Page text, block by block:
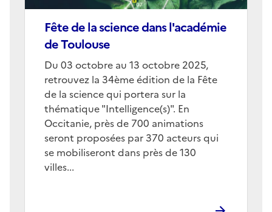
Fête de la science dans l'académie
de Toulouse
Corps
Du 03 octobre au 13 octobre 2025,
retrouvez la 34ème édition de la Fête
de la science qui portera sur la
thématique "Intelligence(s)". En
Occitanie, près de 700 animations
seront proposées par 370 acteurs qui
se mobiliseront dans près de 130
villes...